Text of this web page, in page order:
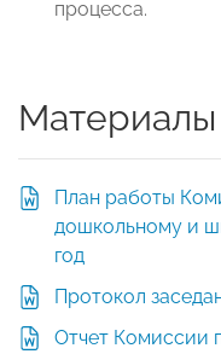
процесса.
Материалы
План работы
дошкольному и
год
Протокол
Отчет Комиссии